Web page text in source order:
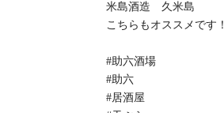
米島酒造 久米島
こちらもオススメです！
#助六酒場
#助六
#居酒屋